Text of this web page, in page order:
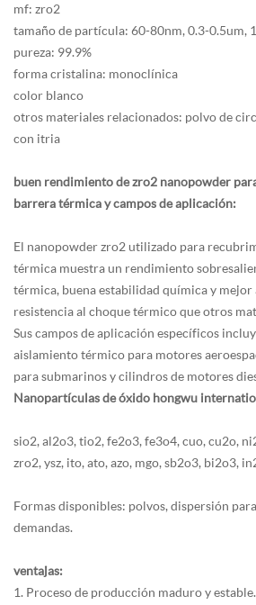
mf: zro2
tamaño de partícula: 60-80nm, 0.3-0.5um,
pureza: 99.9%
forma cristalina: monoclínica
color blanco
otros materiales relacionados: polvo de
con itria
buen rendimiento de zro2 nanopowder
barrera térmica y campos de aplicación:
El nanopowder zro2 utilizado para
térmica muestra un rendimiento
térmica, buena estabilidad química y mejor
resistencia al choque térmico que otros
Sus campos de aplicación específicos
aislamiento térmico para motores
para submarinos y cilindros de motores
Nanopartículas de óxido hongwu
sio2, al2o3, tio2, fe2o3, fe3o4, cuo, cu2o,
zro2, ysz, ito, ato, azo, mgo, sb2o3, bi2o3,
Formas disponibles: polvos, dispersión
demandas.
ventajas:
1. Proceso de producción maduro y estable.